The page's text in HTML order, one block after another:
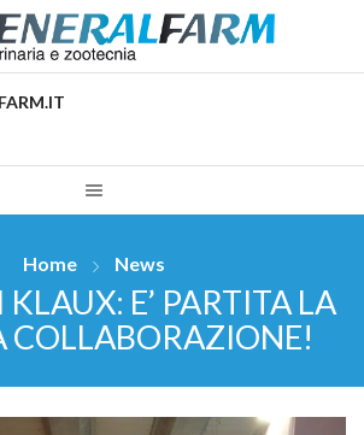
Home News
E’ PARTITA LA
COLLABORAZIONE!